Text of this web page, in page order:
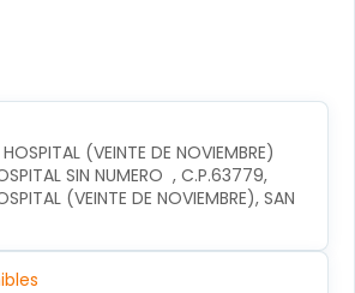
(VEINTE DE NOVIEMBRE)
SIN NUMERO  , C.P.63779,
(VEINTE DE NOVIEMBRE), SAN